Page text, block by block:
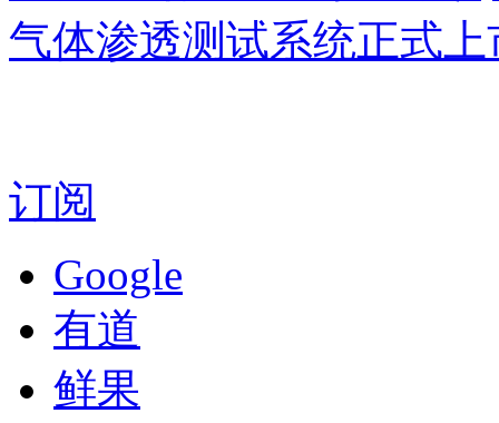
气体渗透测试系统正式上
订阅
Google
有道
鲜果